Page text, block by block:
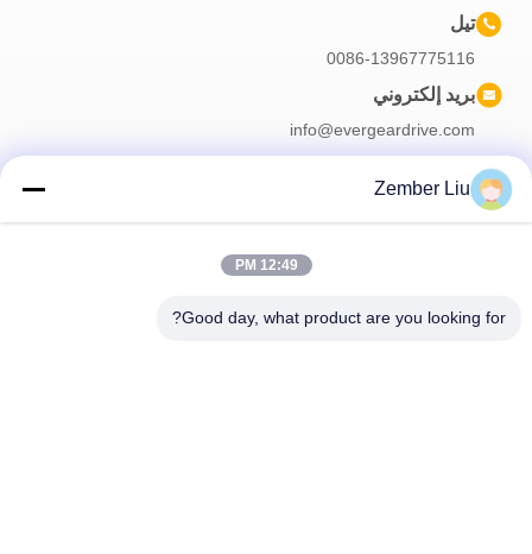
تيل
0086-13967775116
بريد إلكتروني
info@evergeardrive.com
Zember Liu
12:49 PM
Good day, what product are you looking for?